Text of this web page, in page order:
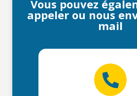
Vous pouvez
appeler ou nous
mail